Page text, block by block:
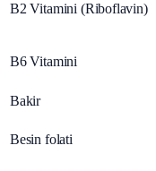
B2 Vitamini (Riboflavin)
B6 Vitamini
Bakir
Besin folati